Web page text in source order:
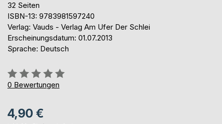
32 Seiten
ISBN-13: 9783981597240
Verlag: Vauds - Verlag Am Ufer Der Schlei
Erscheinungsdatum: 01.07.2013
Sprache: Deutsch
Bewertung::
0%
0 Bewertungen
4,90 €